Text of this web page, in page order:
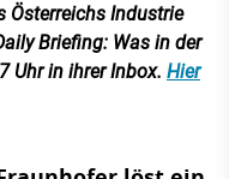
Österreichs Industrie
Briefing: Was in der
Uhr in ihrer Inbox. Hier